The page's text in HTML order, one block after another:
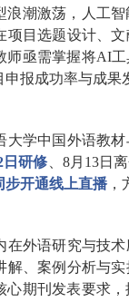
浪潮激荡，人工
项目选题设计、
师亟需掌握将AI
申报成功率与成
大学中国外语教
日研修
8月13日
步开通线上直播
在外语研究与技
解、案例分析与
心期刊发表要求